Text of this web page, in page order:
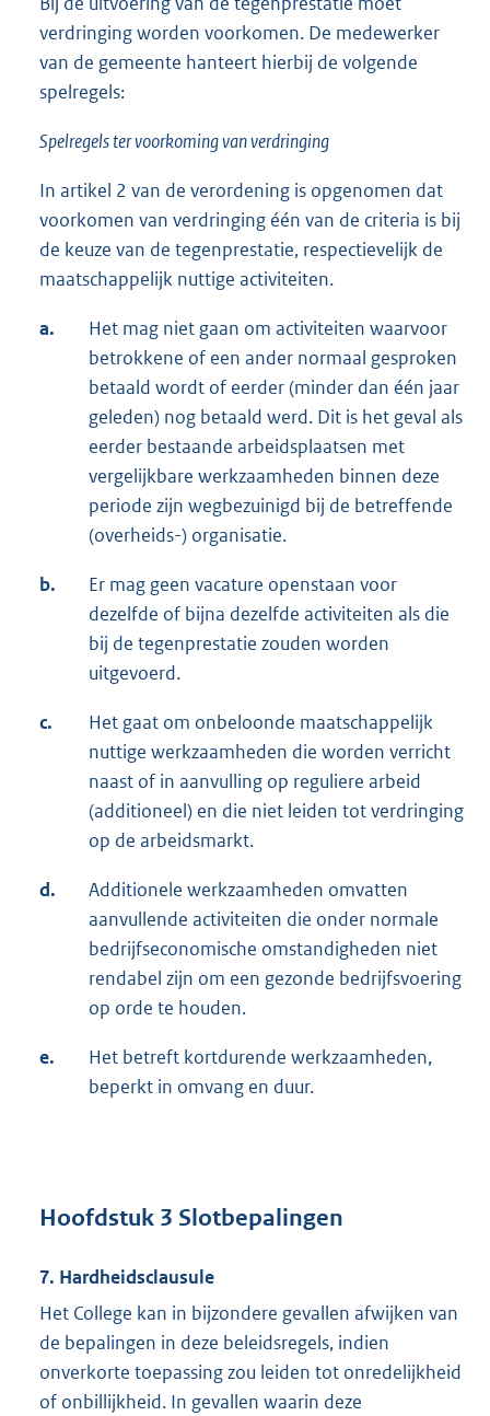
verdringing worden voorkomen. De medewerker
van de gemeente hanteert hierbij de volgende
spelregels:
Spelregels ter voorkoming van verdringing
In artikel 2 van de verordening is opgenomen dat
voorkomen van verdringing één van de criteria is bij
de keuze van de tegenprestatie, respectievelijk de
maatschappelijk nuttige activiteiten.
a.
Het mag niet gaan om activiteiten waarvoor
betrokkene of een ander normaal gesproken
betaald wordt of eerder (minder dan één jaar
geleden) nog betaald werd. Dit is het geval als
eerder bestaande arbeidsplaatsen met
vergelijkbare werkzaamheden binnen deze
periode zijn wegbezuinigd bij de betreffende
(overheids-) organisatie.
b.
Er mag geen vacature openstaan voor
dezelfde of bijna dezelfde activiteiten als die
bij de tegenprestatie zouden worden
uitgevoerd.
c.
Het gaat om onbeloonde maatschappelijk
nuttige werkzaamheden die worden verricht
naast of in aanvulling op reguliere arbeid
(additioneel) en die niet leiden tot verdringing
op de arbeidsmarkt.
d.
Additionele werkzaamheden omvatten
aanvullende activiteiten die onder normale
bedrijfseconomische omstandigheden niet
rendabel zijn om een gezonde bedrijfsvoering
op orde te houden.
e.
Het betreft kortdurende werkzaamheden,
beperkt in omvang en duur.
Hoofdstuk 3 Slotbepalingen
7. Hardheidsclausule
Het College kan in bijzondere gevallen afwijken van
de bepalingen in deze beleidsregels, indien
onverkorte toepassing zou leiden tot onredelijkheid
of onbillijkheid. In gevallen waarin deze